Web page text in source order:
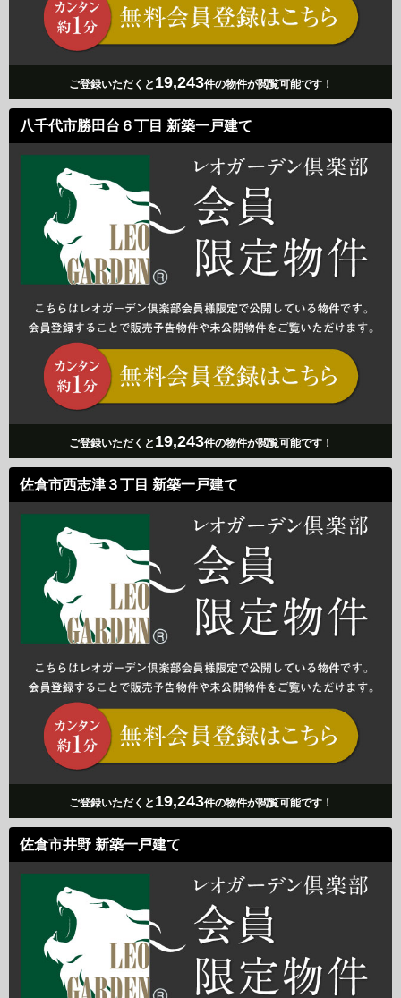
ご登録いただくと 19,243件の物件が閲覧可能です！
八千代市勝田台６丁目 新築一戸建て
ご登録いただくと 19,243件の物件が閲覧可能です！
佐倉市西志津３丁目 新築一戸建て
ご登録いただくと 19,243件の物件が閲覧可能です！
佐倉市井野 新築一戸建て